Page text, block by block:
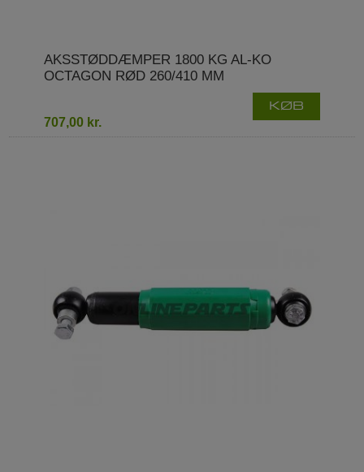
AKSSTØDDÆMPER 1800 KG AL-KO
OCTAGON RØD 260/410 MM
707,00 kr.
KØB